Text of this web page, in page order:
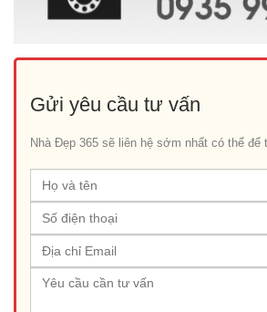
Gửi yêu cầu tư vấn
Nhà Đẹp 365 sẽ liên hệ sớm nhất có thể để